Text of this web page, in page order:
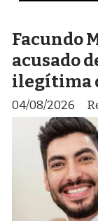
Facundo
acusado
ilegítima
04/08/2026